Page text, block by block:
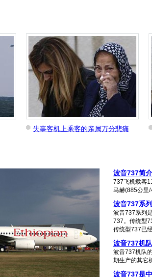
失事客机上乘客的亲属万分悲痛
波音737简介
737飞机载客
马赫(885公里/
波音737系
波音737系列
737。传统型
传统型737已
波音737机
波音737机队
期生产的其它
波音737是